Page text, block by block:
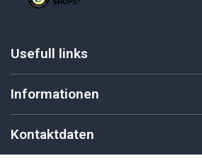
Usefull links
Informationen
Kontaktdaten